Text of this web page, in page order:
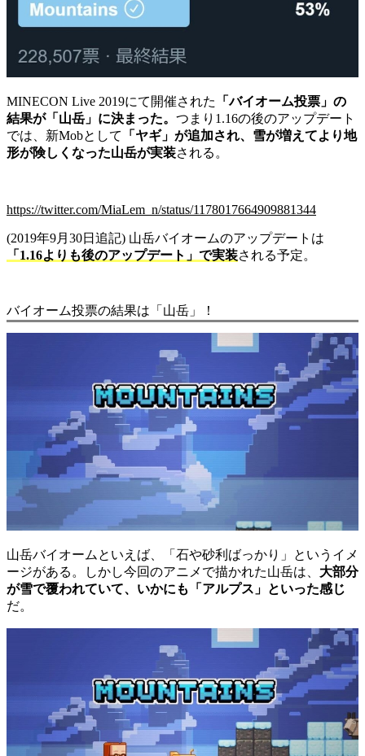
MINECON Live 2019にて開催された
「バイオーム投票」の
結果が「山岳」に決まった。 つまり1.16の後のアップデート
では、新Mobとして
「ヤギ」が追加され、雪が増えてより地
形が険しくなった山岳が実装される。
https://twitter.com/MiaLem_n/status/1178017664909881344
(2019年9月30日追記) 山岳バイオームのアップデートは
「1.16よりも後のアップデート」で実装される予定。
バイオーム投票の結果は「山岳」！
山岳バイオームといえば、「石や砂利ばっかり」というイメ
ージがある。しかし今回のアニメで描かれた山岳は、 大部分
が雪で覆われていて、いかにも「アルプス」といった感じ
だ。